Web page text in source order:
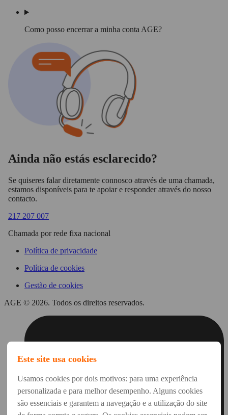
Como posso encerrar a minha conta AGE?
Ainda não estás esclarecido?
Se quiseres falar diretamente connosco através de uma chamada,
estamos disponíveis para te apoiar e responder através do nosso
contacto.
217 207 007
Chamada por rede fixa nacional
Política de privacidade
Política de cookies
Gestão de cookies
AGE © 2026. Todos os direitos reservados.
Este site usa cookies
Usamos cookies por dois motivos: para uma experiência
personalizada e para melhor desempenho. Alguns cookies
são essenciais e garantem a navegação e a utilização do site